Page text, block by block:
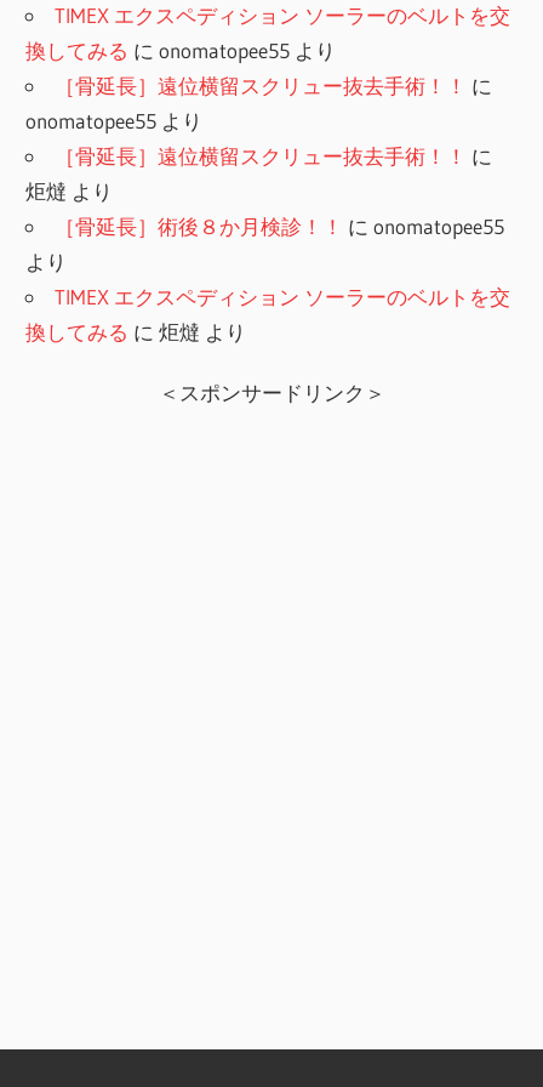
TIMEX エクスペディション ソーラーのベルトを交
換してみる にonomatopee55 より
［骨延長］遠位横留スクリュー抜去手術！！ に
onomatopee55 より
［骨延長］遠位横留スクリュー抜去手術！！ に
炬燵 より
［骨延長］術後８か月検診！！ にonomatopee55
より
TIMEX エクスペディション ソーラーのベルトを交
換してみる に炬燵 より
＜スポンサードリンク＞